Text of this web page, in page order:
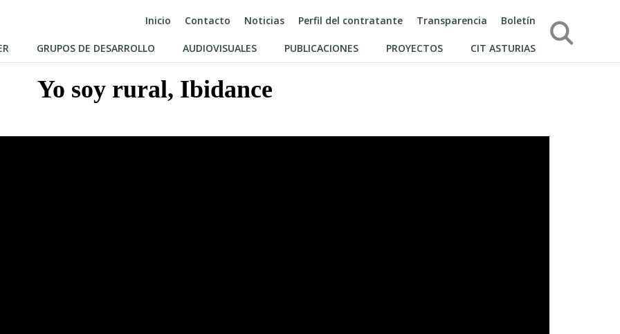
Inicio Contacto Noticias Perfil del contratante Transparencia Boletín
GRUPOS DE DESARROLLO AUDIOVISUALES PUBLICACIONES PROYECTOS CIT ASTURIAS
Búsqueda
Yo soy rural, Ibidance